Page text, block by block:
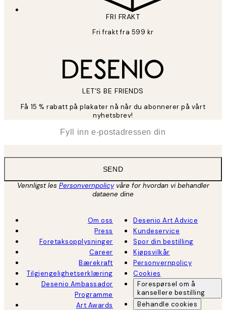
FRI FRAKT
Fri frakt fra 599 kr
LET’S BE FRIENDS
Få 15 % rabatt på plakater nå når du abonnerer på vårt
nyhetsbrev!
SEND
Vennligst les Personvernpolicyvåre for hvordan vi behandler
dataene dine
Om oss
Press
Foretaksopplysninger
Career
Bærekraft
Tilgjengelighetserklæring
Desenio Ambassador
Programme
Art Awards
Desenio Art Advice
Kundeservice
Spor din bestilling
Kjøpsvilkår
Personvernpolicy
Cookies
Forespørsel om å
kansellere bestilling
Behandle cookies